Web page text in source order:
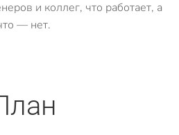
и коллег, что работает, а
— нет.